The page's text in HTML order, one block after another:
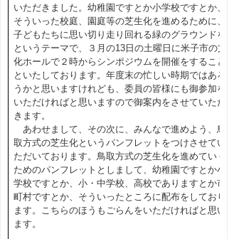
いただきました。幼稚園ですとか小学校ですとか、
そういった校庭、園庭等の芝生化を進めるために、
子どもたちに思い切り走り回れる緑のグラウンドを
というテーマで、３月の13日の土曜日に米子市の文
化ホールで２時からシンポジウムを開催をすること
といたしております。年度末の忙しい時期ではあろ
うかと思いますけれども、委員の皆様にも御参加を
いただければと思いますので御案内をさせていただ
きます。
あわせまして、その次に、みんなで進めよう、鳥
取方式の芝生化というパンフレットをつけさせてい
ただいております。鳥取方式の芝生化を進めていく
ためのパンフレットとしまして、幼稚園ですとか小
学校ですとか、小・中学校、高校でありますとか市
町村ですとか、そういったところに配布をしており
ます。こちらのほうもごらんをいただければと思い
ます。